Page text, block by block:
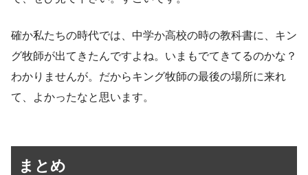
確か私たちの時代では、中学か高校の時の教科書に、キン
グ牧師が出てきたんですよね。いまもでてきてるのかな？
わかりませんが。だからキング牧師の最後の場所に来れ
て、よかったなと思います。
まとめ